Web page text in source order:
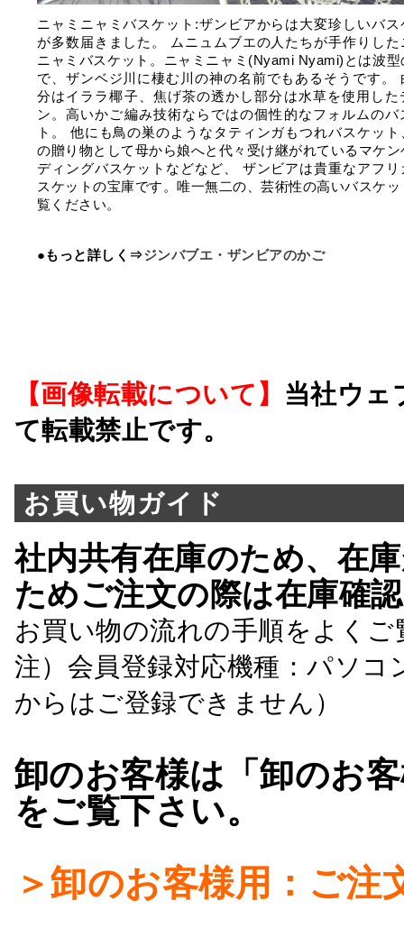
ニャミニャミバスケット:ザンビアからは大変珍しいバス
が多数届きました。 ムニュムブエの人たちが手作りした
ニャミバスケット。ニャミニャミ(Nyami Nyami)とは波型
で、ザンベジ川に棲む川の神の名前でもあるそうです。
分はイララ椰子、焦げ茶の透かし部分は水草を使用した
ン。高いかご編み技術ならではの個性的なフォルムのバ
ト。 他にも鳥の巣のようなタティンガもつれバスケット
の贈り物として母から娘へと代々受け継がれているマケ
ディングバスケットなどなど、 ザンビアは貴重なアフリ
スケットの宝庫です。唯一無二の、芸術性の高いバスケ
覧ください。
●もっと詳しく⇒ジンバブエ・ザンビアのかご
【画像転載について】 当社ウェ
て転載禁止です。
お買い物ガイド
社内共有在庫のため、在
ためご注文の際は在庫確
お買い物の流れの手順をよくご
注）会員登録対応機種：パソ
からはご登録できません）
卸のお客様は「卸のお
をご覧下さい。
＞卸のお客様用：ご注